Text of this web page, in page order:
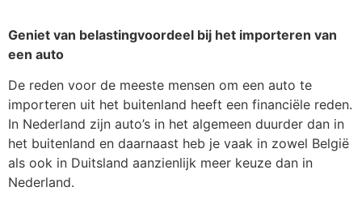
Geniet van belastingvoordeel bij het importeren van
een auto
De reden voor de meeste mensen om een auto te
importeren uit het buitenland heeft een financiële reden.
In Nederland zijn auto’s in het algemeen duurder dan in
het buitenland en daarnaast heb je vaak in zowel België
als ook in Duitsland aanzienlijk meer keuze dan in
Nederland.